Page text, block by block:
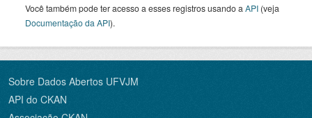
Você também pode ter acesso a esses registros usando a API (veja
Documentação da API).
Sobre Dados Abertos UFVJM
API do CKAN